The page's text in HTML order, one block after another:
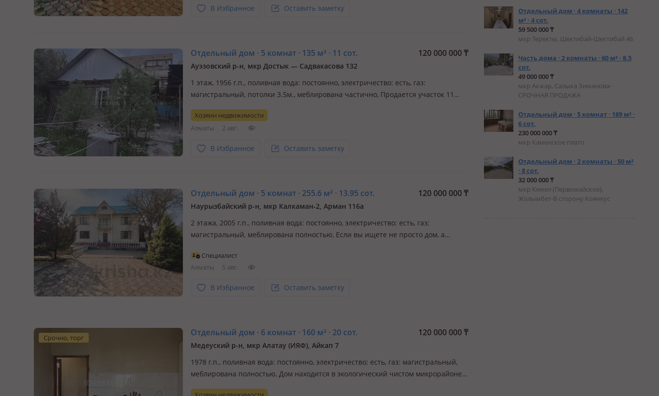
В Избранное Оставить заметку
Отдельный дом · 5 комнат · 135 м² · 11 сот. 120 000 000₸
Ауэзовский р-н, мкр Достык — Садвакасова 132
1 этаж, 1956 г.п., поливная вода: постоянно, электричество: есть, газ:
магистральный, потолки 3.5м., меблирована частично, Продается участок 11
инвесторов или большой семьи! На участке площадью 11 соток расположено
жилой дом…
Хозяин недвижимости
Алматы
2 авг.
В Избранное Оставить заметку
Отдельный дом · 5 комнат · 255.6 м² · 13.95 сот. 120 000 000₸
Наурызбайский р-н, мкр Калкаман-2, Арман 116а
2 этажа, 2005 г.п., поливная вода: постоянно, электричество: есть, газ:
магистральный, меблирована полностью, Если вы ищете не просто дом, а
на это редкое предложение. Продаётся дом площадью 255, 6 кв. м. в одном из
сам…
Специалист
Алматы
5 авг.
В Избранное Оставить заметку
Срочно, торг Отдельный дом · 6 комнат · 160 м² · 20 сот. 120 000 000₸
Медеуский р-н, мкр Алатау (ИЯФ), Айкап 7
1978 г.п., поливная вода: постоянно, электричество: есть, газ: магистральный,
меблирована полностью, Дом находится в экологический чистом микрорайоне
Отдельный дом · 4 комнаты · 142
м² · 4 сот.
59 500 000 ₸
мкр Теректы, Шектибай-Шектибай 46
Часть дома · 2 комнаты · 60 м² · 8.5
сот.
49 000 000 ₸
мкр Акжар, Салыка Зиманова-
СРОЧНАЯ ПРОДАЖА
Отдельный дом · 5 комнат · 189 м² ·
6 сот.
230 000 000 ₸
мкр Каменское плато
Отдельный дом · 2 комнаты · 50 м²
· 8 сот.
32 000 000 ₸
мкр Кемел (Первомайское),
Жолымбет-В сторону Коянкус